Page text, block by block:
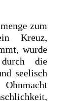
zum
Kreuz,
wurde
die
seelisch